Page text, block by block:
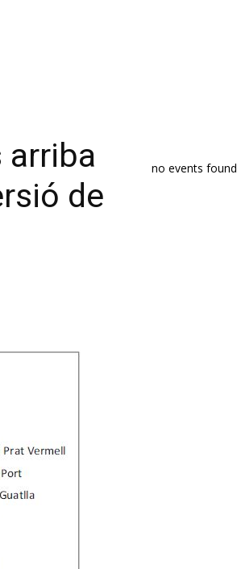
arriba
de
no events found